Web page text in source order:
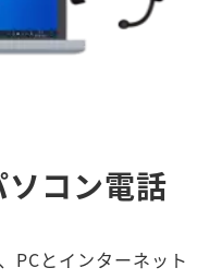
コン電話
PCとインターネット